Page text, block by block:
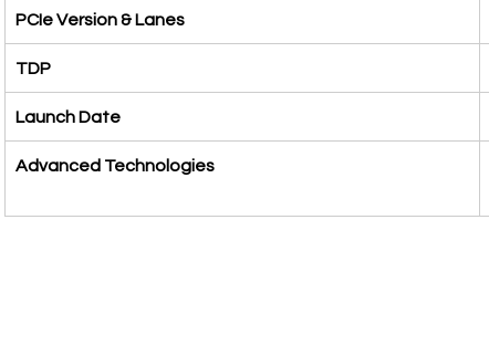
PCIe Version & Lanes
TDP
Launch Date
Advanced Technologies